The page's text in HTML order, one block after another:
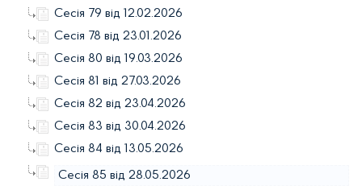
Сесія 79 від 12.02.2026
Сесія 78 від 23.01.2026
Сесія 80 від 19.03.2026
Сесія 81 від 27.03.2026
Сесія 82 від 23.04.2026
Сесія 83 від 30.04.2026
Сесія 84 від 13.05.2026
Сесія 85 від 28.05.2026